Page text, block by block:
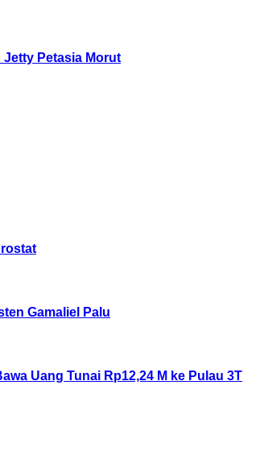
Petasia Morut
Gamaliel Palu
Uang Tunai Rp12,24 M ke Pulau 3T